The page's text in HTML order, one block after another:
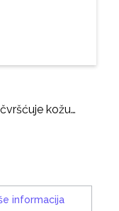
kožu…
informacija